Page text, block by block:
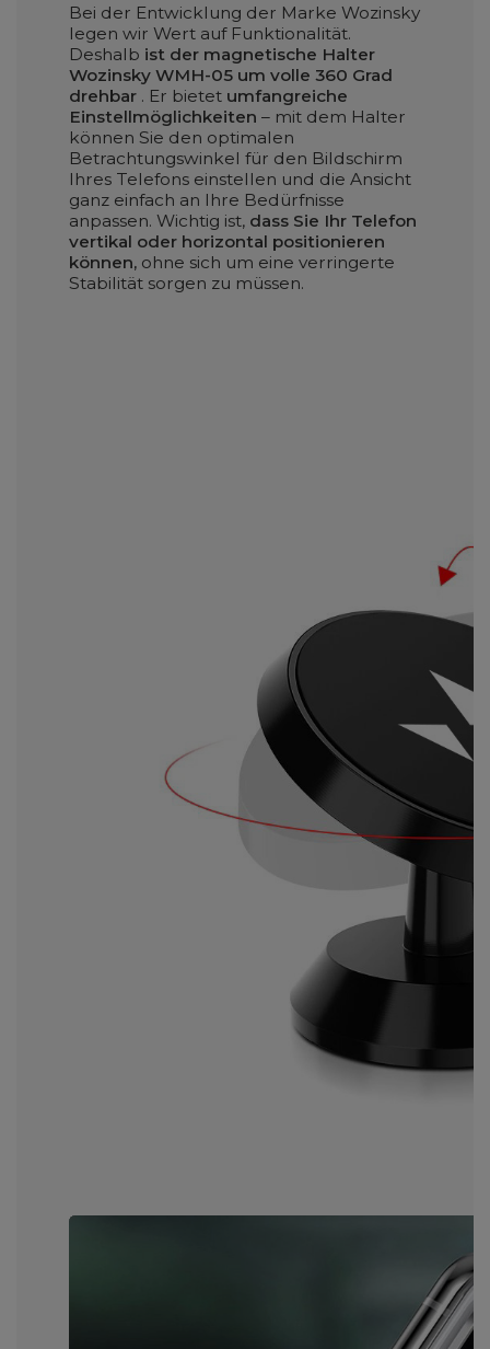
Bei der Entwicklung der Marke Wozinsky
legen wir Wert auf Funktionalität.
Deshalb ist der magnetische Halter
Wozinsky WMH-05 um volle 360 ​​Grad
drehbar . Er bietet umfangreiche
Einstellmöglichkeiten – mit dem Halter
können Sie den optimalen
Betrachtungswinkel für den Bildschirm
Ihres Telefons einstellen und die Ansicht
ganz einfach an Ihre Bedürfnisse
anpassen. Wichtig ist, dass Sie Ihr Telefon
vertikal oder horizontal positionieren
können, ohne sich um eine verringerte
Stabilität sorgen zu müssen.